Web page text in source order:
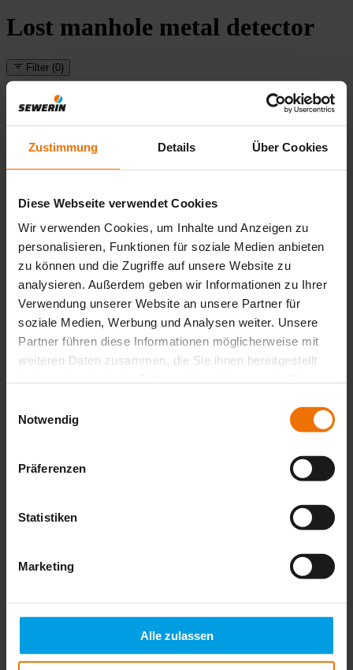
Zustimmung Details Über Cookies
Diese Webseite verwendet Cookies
Wir verwenden Cookies, um Inhalte und Anzeigen zu
personalisieren, Funktionen für soziale Medien anbieten
zu können und die Zugriffe auf unsere Website zu
analysieren. Außerdem geben wir Informationen zu Ihrer
Verwendung unserer Website an unsere Partner für
soziale Medien, Werbung und Analysen weiter. Unsere
Partner führen diese Informationen möglicherweise mit
weiteren Daten zusammen, die Sie ihnen bereitgestellt
Notwendig
Präferenzen
Statistiken
Marketing
Alle zulassen
Lost manhole metal detector
Filter (0)
Gases
Properties
Subcategories
Ready
More info
Maximum safety when locating ferromagnetic objects